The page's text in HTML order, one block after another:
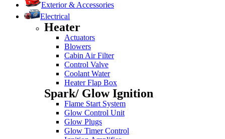
Exterior & Accessories
Electrical
Heater
Actuators
Blowers
Cabin Air Filter
Control Valve
Coolant Water
Heater Flap Box
Spark/ Glow Ignition
Flame Start System
Glow Control Unit
Glow Plugs
Glow Timer Control